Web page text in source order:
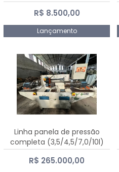
R$ 8.500,00
Lançamento
Linha panela de pressão
completa (3,5/4,5/7,0/10l)
R$ 265.000,00